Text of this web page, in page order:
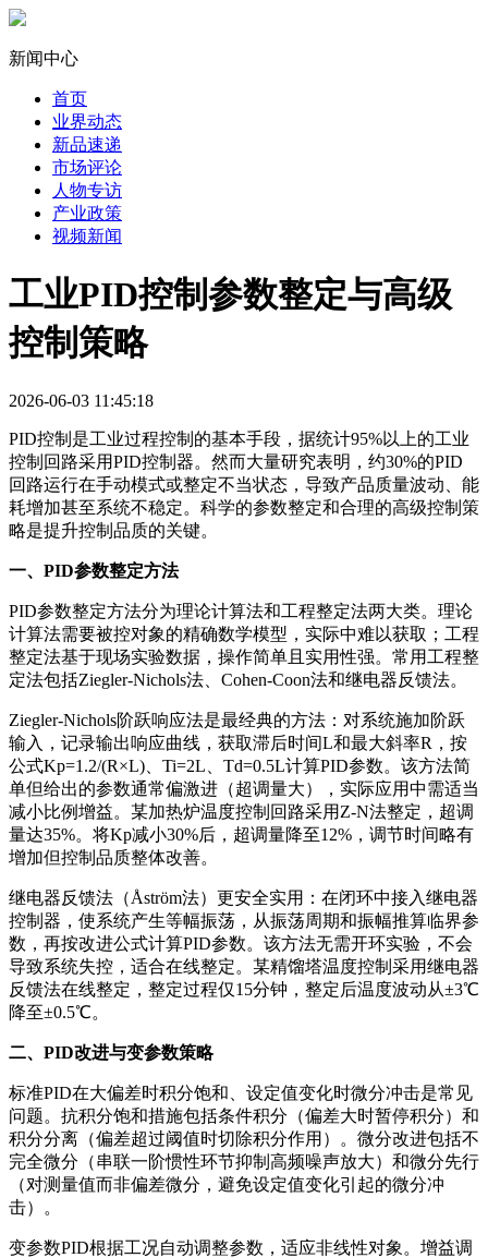
新闻中心
首页
业界动态
新品速递
市场评论
人物专访
产业政策
视频新闻
工业PID控制参数整定与高级
控制策略
2026-06-03 11:45:18
PID控制是工业过程控制的基本手段，据统计95%以上的工业
控制回路采用PID控制器。然而大量研究表明，约30%的PID
回路运行在手动模式或整定不当状态，导致产品质量波动、能
耗增加甚至系统不稳定。科学的参数整定和合理的高级控制策
略是提升控制品质的关键。
一、PID参数整定方法
PID参数整定方法分为理论计算法和工程整定法两大类。理论
计算法需要被控对象的精确数学模型，实际中难以获取；工程
整定法基于现场实验数据，操作简单且实用性强。常用工程整
定法包括Ziegler-Nichols法、Cohen-Coon法和继电器反馈法。
Ziegler-Nichols阶跃响应法是最经典的方法：对系统施加阶跃
输入，记录输出响应曲线，获取滞后时间L和最大斜率R，按
公式Kp=1.2/(R×L)、Ti=2L、Td=0.5L计算PID参数。该方法简
单但给出的参数通常偏激进（超调量大），实际应用中需适当
减小比例增益。某加热炉温度控制回路采用Z-N法整定，超调
量达35%。将Kp减小30%后，超调量降至12%，调节时间略有
增加但控制品质整体改善。
继电器反馈法（Åström法）更安全实用：在闭环中接入继电器
控制器，使系统产生等幅振荡，从振荡周期和振幅推算临界参
数，再按改进公式计算PID参数。该方法无需开环实验，不会
导致系统失控，适合在线整定。某精馏塔温度控制采用继电器
反馈法在线整定，整定过程仅15分钟，整定后温度波动从±3℃
降至±0.5℃。
二、PID改进与变参数策略
标准PID在大偏差时积分饱和、设定值变化时微分冲击是常见
问题。抗积分饱和措施包括条件积分（偏差大时暂停积分）和
积分分离（偏差超过阈值时切除积分作用）。微分改进包括不
完全微分（串联一阶惯性环节抑制高频噪声放大）和微分先行
（对测量值而非偏差微分，避免设定值变化引起的微分冲
击）。
变参数PID根据工况自动调整参数，适应非线性对象。增益调